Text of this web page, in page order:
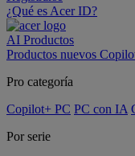
¿Qué es Acer ID?
AI Productos
Productos nuevos
Pro categoría
Copilot+ PC PC con IA
Por serie